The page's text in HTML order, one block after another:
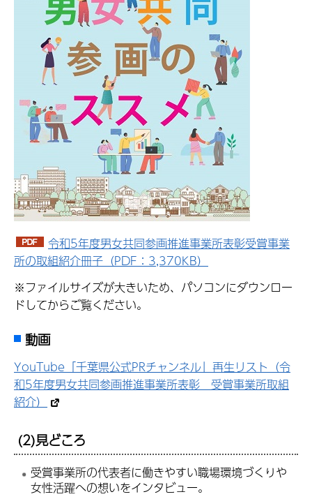
令和5年度男女共同参画推進事業所表彰受賞事業
所の取組紹介冊子（PDF：3,370KB）
※ファイルサイズが大きいため、パソコンにダウンロー
ドしてからご覧ください。
動画
YouTube「千葉県公式PRチャンネル」再生リスト（令
和5年度男女共同参画推進事業所表彰 受賞事業所取組
紹介）
(2)見どころ
受賞事業所の代表者に働きやすい職場環境づくりや
女性活躍への想いをインタビュー。